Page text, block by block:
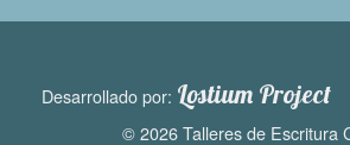
Desarrollado por: Lostium Project
© 2026 Talleres de Escritura